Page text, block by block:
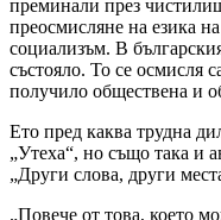
преминали през
преосмисляне на езика
социализъм. В
състояло. То се осмисля
получило обществена и
Ето пред каква трудна
„Утеха“, но също така и
„Други слова, други
„Повече от това, което